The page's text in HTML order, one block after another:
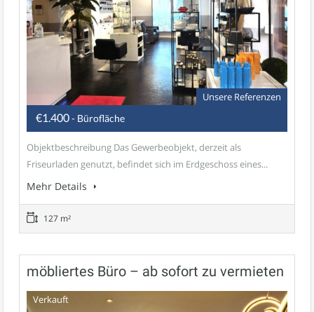
Unsere Referenzen
€1.400- Bürofläche
Objektbeschreibung Das Gewerbeobjekt, derzeit als
Friseurladen genutzt, befindet sich im Erdgeschoss eines...
Mehr Details
127 m²
möbliertes Büro – ab sofort zu vermieten
Verkauft